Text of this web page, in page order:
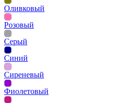
Оливковый
Розовый
Серый
Синий
Сиреневый
Фиолетовый